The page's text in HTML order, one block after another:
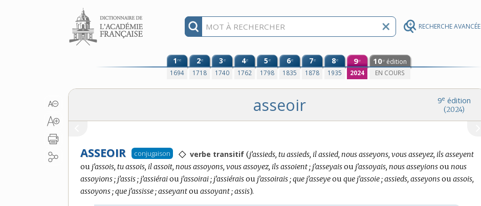
RECHERCHE AVANCÉE
Aller au contenu
1re
1694
2e
1718
3e
1740
4e
1762
5e
1798
6e
1835
7e
1878
8e
1935
9e
2024
10e édition
EN COURS
9e édition
(2024)
asseoir
ASSEOIR conjugaison ◇ verbe transitif Conjugaison
:
(j’assieds, tu assieds, il assied, nous asseyons, vous asseyez, ils asseyent
ou j’assois, tu assois, il assoit, nous assoyons, vous assoyez, ils assoient ; j’asseyaisou j’assoyais, nous asseyionsounous
assoyions ; j’assis ; j’assiéraiou j’assoirai ; j’assiéraisou j’assoirais ; que j’asseyeouque j’assoie ; assieds, asseyonsouassois,
assoyons ; que j’assisse ; asseyantouassoyant ; assis).